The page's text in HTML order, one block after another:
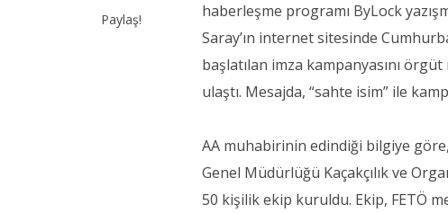
Paylaş!
haberleşme programı ByLock
Saray’ın internet sitesinde
başlatılan imza kampanyasını
ulaştı. Mesajda, “sahte isim” ile
AA muhabirinin edindiği bilgiye göre,
Genel Müdürlüğü Kaçakçılık ve
50 kişilik ekip kuruldu. Ekip, FETÖ